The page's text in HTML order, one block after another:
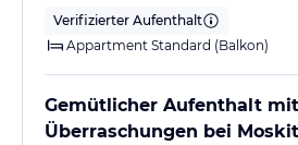
Verifizierter Aufenthalt
Appartment Standard (Balkon)
Gemütlicher Aufenthalt
Überraschungen bei